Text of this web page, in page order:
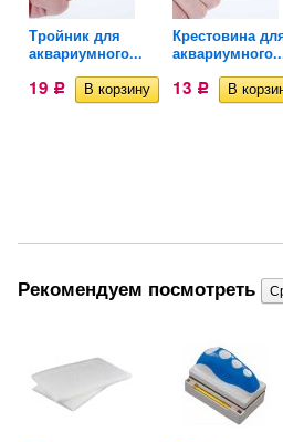
Тройник для
аквариумного...
19 Р
Крестовина
13 Р
Рекомендуем посмотреть